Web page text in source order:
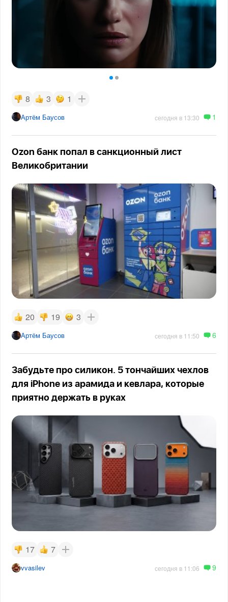
8 3 1
Артём Баусов сегодня в 13:30 1
Ozon банк попал в санкционный лист
Великобритании
20 19 3
Артём Баусов сегодня в 11:50 6
Забудьте про силикон. 5 тончайших чехлов
для iPhone из арамида и кевлара, которые
приятно держать в руках
17 7
vvasilev сегодня в 11:06 9